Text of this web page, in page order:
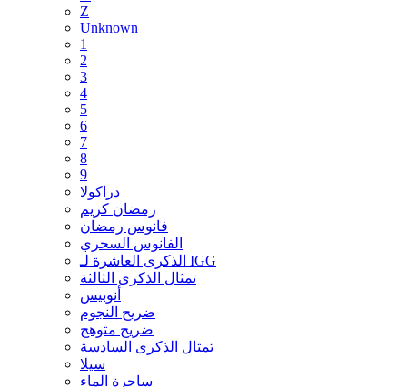
Z
Unknown
1
2
3
4
5
6
7
8
9
دراكولا
رمضان كريم
فانوس رمضان
الفانوس السحري
الذكرى العاشرة لـ IGG
تمثال الذكرى الثالثة
أنوبيس
ضريح النجوم
ضريح متوهج
تمثال الذكرى السادسة
سيلا
ساحرة الماء